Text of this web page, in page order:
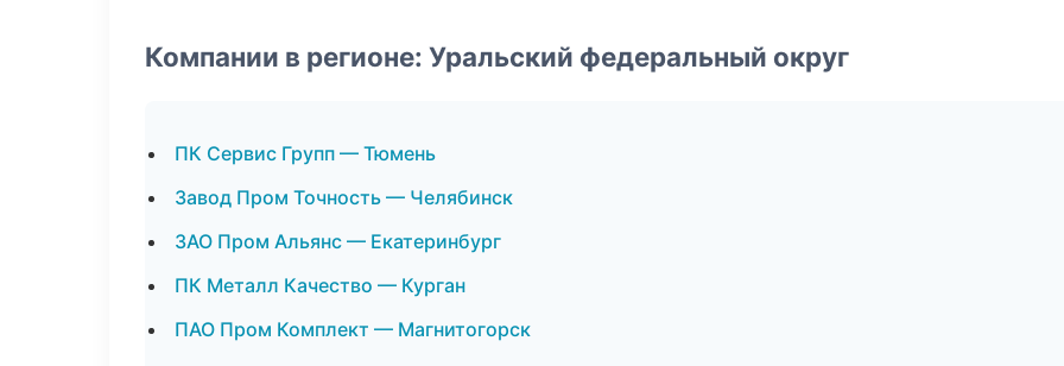
Компании в регионе: Уральский федеральный округ
ПК Сервис Групп — Тюмень
Завод Пром Точность — Челябинск
ЗАО Пром Альянс — Екатеринбург
ПК Металл Качество — Курган
ПАО Пром Комплект — Магнитогорск